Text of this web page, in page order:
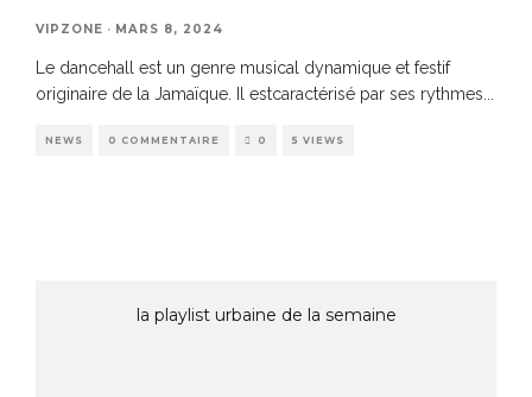
VIPZONE · MARS 8, 2024
Le dancehall est un genre musical dynamique et festif
originaire de la Jamaïque. Il estcaractérisé par ses rythmes
NEWS 0 COMMENTAIRE 0 5 VIEWS
la playlist urbaine de la semaine